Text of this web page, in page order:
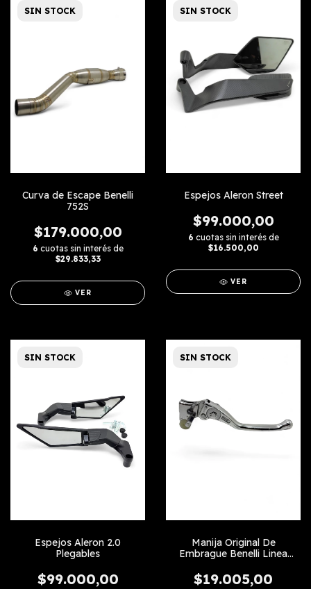
SIN STOCK
Curva de Escape Benelli
752S
$179.000,00
6 cuotas sin interés de
$29.833,33
VER
SIN STOCK
Espejos Aleron Street
$99.000,00
6 cuotas sin interés de
$16.500,00
VER
SIN STOCK
Espejos Aleron 2.0
Plegables
$99.000,00
SIN STOCK
Manija Original De
Embrague Benelli Linea
$19.005,00